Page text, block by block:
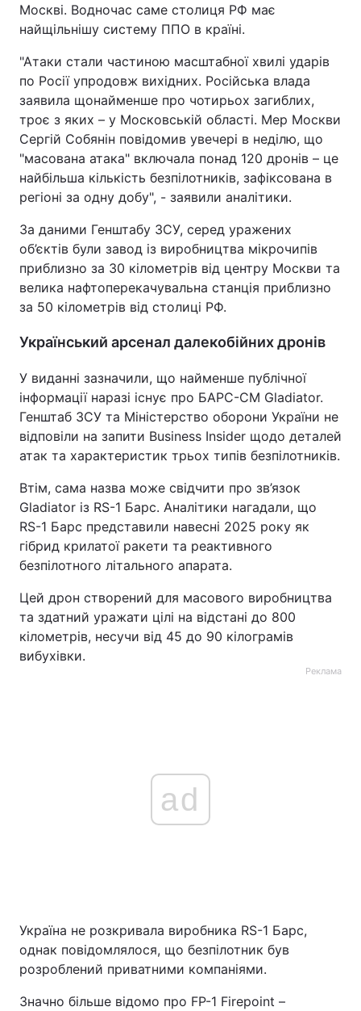
Москві. Водночас саме столиця РФ має
найщільнішу систему ППО в країні.
"Атаки стали частиною масштабної хвилі ударів
по Росії упродовж вихідних. Російська влада
заявила щонайменше про чотирьох загиблих,
троє з яких – у Московській області. Мер Москви
Сергій Собянін повідомив увечері в неділю, що
"масована атака" включала понад 120 дронів – це
найбільша кількість безпілотників, зафіксована в
регіоні за одну добу", - заявили аналітики.
За даними Генштабу ЗСУ, серед уражених
об’єктів були завод із виробництва мікрочипів
приблизно за 30 кілометрів від центру Москви та
велика нафтоперекачувальна станція приблизно
за 50 кілометрів від столиці РФ.
Український арсенал далекобійних дронів
У виданні зазначили, що найменше публічної
інформації наразі існує про БАРС-СМ Gladiator.
Генштаб ЗСУ та Міністерство оборони України не
відповіли на запити Business Insider щодо деталей
атак та характеристик трьох типів безпілотників.
Втім, сама назва може свідчити про зв’язок
Gladiator із RS-1 Барс. Аналітики нагадали, що
RS-1 Барс представили навесні 2025 року як
гібрид крилатої ракети та реактивного
безпілотного літального апарата.
Цей дрон створений для масового виробництва
та здатний уражати цілі на відстані до 800
кілометрів, несучи від 45 до 90 кілограмів
вибухівки.
Реклама
ad
Україна не розкривала виробника RS-1 Барс,
однак повідомлялося, що безпілотник був
розроблений приватними компаніями.
Значно більше відомо про FP-1 Firepoint –